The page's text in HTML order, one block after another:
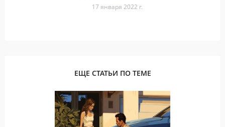
17 января 2022 г.
ЕЩЕ СТАТЬИ ПО ТЕМЕ